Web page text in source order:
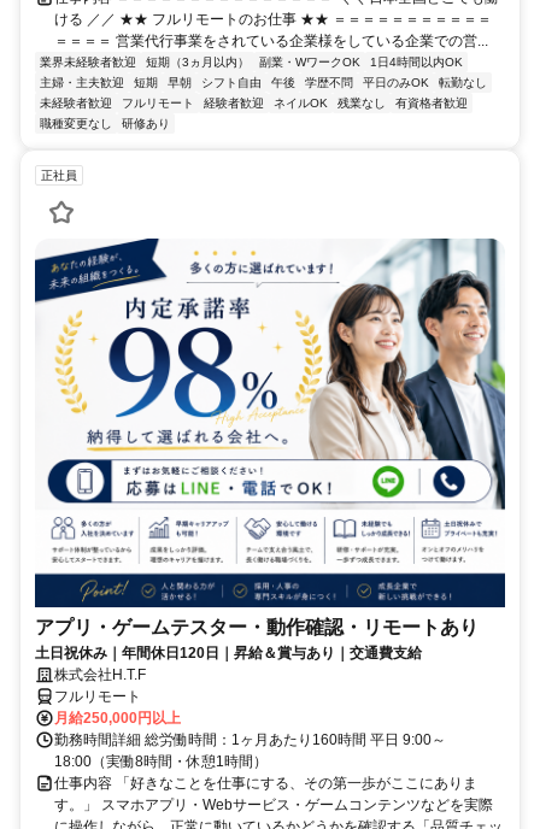
ける ／／ ★★ フルリモートのお仕事 ★★ ＝＝＝＝＝＝＝＝＝＝＝
＝＝＝＝ 営業代行事業をされている企業様をしている企業での営...
業界未経験者歓迎 短期（3ヵ月以内） 副業・WワークOK
1日4時間以内OK
主婦・主夫歓迎
短期 早朝 シフト自由 午後 学歴不問 平日のみOK
転勤なし
未経験者歓迎
フルリモート 経験者歓迎 ネイルOK 残業なし
有資格者歓迎
職種変更なし
研修あり
正社員
アプリ・ゲームテスター・動作確認・リモートあり
土日祝休み｜年間休日120日｜昇給＆賞与あり｜交通費支給
株式会社H.T.F
フルリモート
月給250,000円以上
勤務時間詳細 総労働時間：1ヶ月あたり160時間 平日 9:00～
18:00（実働8時間・休憩1時間）
仕事内容 「好きなことを仕事にする、その第一歩がここにありま
す。」 スマホアプリ・Webサービス・ゲームコンテンツなどを実際